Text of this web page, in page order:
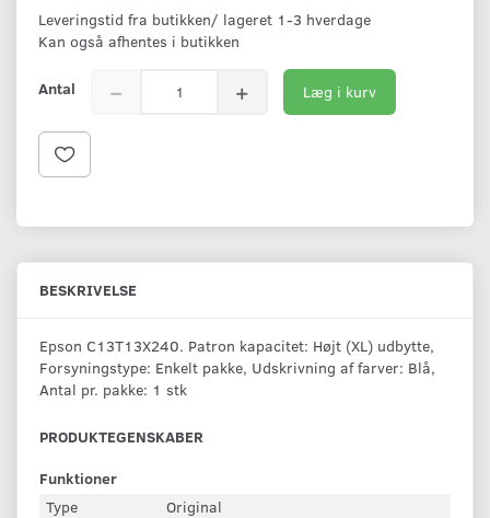
Leveringstid fra butikken/ lageret 1-3 hverdage
Kan også afhentes i butikken
Antal Læg i kurv
BESKRIVELSE
Epson C13T13X240. Patron kapacitet: Højt (XL) udbytte,
Forsyningstype: Enkelt pakke, Udskrivning af farver: Blå,
Antal pr. pakke: 1 stk
PRODUKTEGENSKABER
Funktioner
Type
Original